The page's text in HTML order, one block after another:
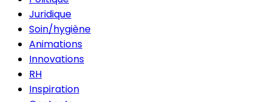
Juridique
Soin/hygiène
Animations
Innovations
RH
Inspiration